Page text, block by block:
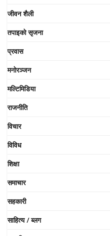
जीवन शैली
तपाइको सृजना
प्रवास
मनोरञ्जन
मल्टिमिडिया
राजनीति
विचार
विविध
शिक्षा
समाचार
सहकारी
साहित्य / ब्लग